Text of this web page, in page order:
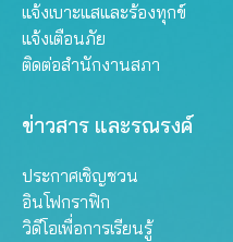
แจ้งเบาะแสและร้องทุกข์
แจ้งเตือนภัย
ติดต่อสำนักงานสภา
ข่าวสาร และรณรงค์
ประกาศเชิญชวน
อินโฟกราฟิก
วิดีโอเพื่อการเรียนรู้